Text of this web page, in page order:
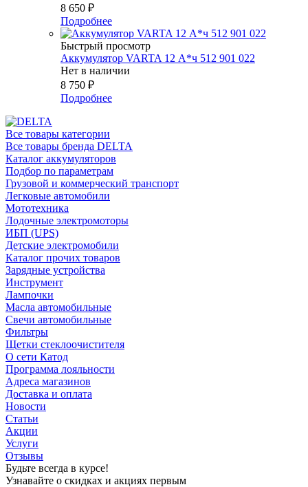
8 650 ₽
Подробнее
Быстрый просмотр
Аккумулятор VARTA 12 А*ч 512 901 022
Нет в наличии
8 750 ₽
Подробнее
Все товары категории
Все товары бренда DELTA
Каталог аккумуляторов
Подбор по параметрам
Грузовой и коммерческий транспорт
Легковые автомобили
Мототехника
Лодочные электромоторы
ИБП (UPS)
Детские электромобили
Каталог прочих товаров
Зарядные устройства
Инструмент
Лампочки
Масла автомобильные
Свечи автомобильные
Фильтры
Щетки стеклоочистителя
О сети Катод
Программа лояльности
Адреса магазинов
Доставка и оплата
Новости
Статьи
Акции
Услуги
Отзывы
Будьте всегда в курсе!
Узнавайте о скидках и акциях первым